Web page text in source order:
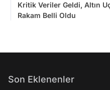
Kritik Veriler Geldi, Altın
Rakam Belli Oldu
Son Eklenenler